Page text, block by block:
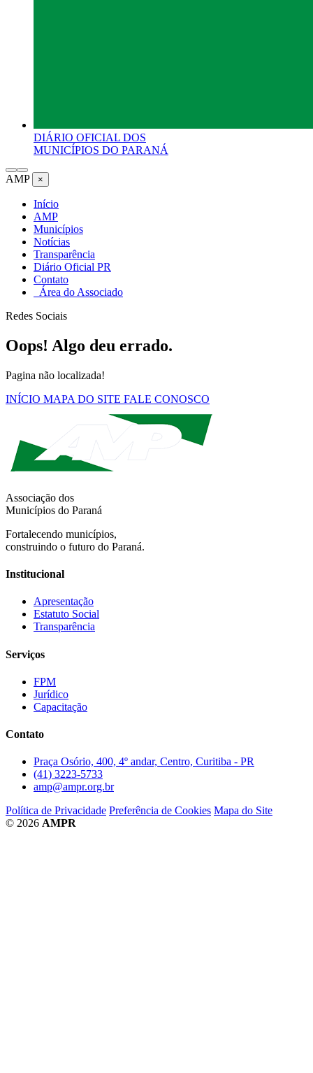
DIÁRIO OFICIAL DOS
MUNICÍPIOS DO PARANÁ
AMP ×
Início
AMP
Municípios
Notícias
Transparência
Diário Oficial PR
Contato
Área do Associado
Redes Sociais
Oops! Algo deu errado.
Pagina não localizada!
INÍCIO MAPA DO SITE FALE CONOSCO
Associação dos
Municípios do Paraná
Fortalecendo municípios,
construindo o futuro do Paraná.
Institucional
Apresentação
Estatuto Social
Transparência
Serviços
FPM
Jurídico
Capacitação
Contato
Praça Osório, 400, 4º andar, Centro, Curitiba - PR
(41) 3223-5733
amp@ampr.org.br
Política de Privacidade Preferência de Cookies Mapa do Site
© 2026 AMPR